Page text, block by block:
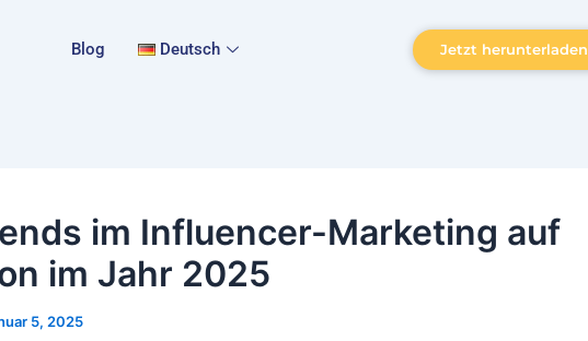
Blog Deutsch Jetzt herunterladen
im Influencer-Marketing auf
im Jahr 2025
5, 2025